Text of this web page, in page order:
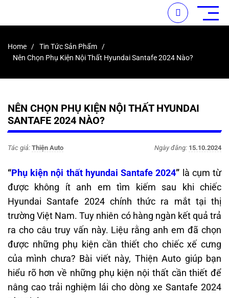
Home
Tin Tức Sản Phẩm
Nên Chọn Phụ Kiện Nội Thất Hyundai Santafe 2024 Nào?
NÊN CHỌN PHỤ KIỆN NỘI THẤT HYUNDAI
SANTAFE 2024 NÀO?
Tác giả: Thiện Auto Ngày đăng: 15.10.2024
“Phụ kiện nội thất hyundai Santafe 2024” là cụm từ
được không ít anh em tìm kiếm sau khi chiếc
Hyundai Santafe 2024 chính thức ra mắt tại thị
trường Việt Nam. Tuy nhiên có hàng ngàn kết quả trả
ra cho câu truy vấn này. Liệu rằng anh em đã chọn
được những phụ kiện cần thiết cho chiếc xế cưng
của mình chưa? Bài viết này, Thiện Auto giúp bạn
hiểu rõ hơn về những phụ kiện nội thất cần thiết để
nâng cao trải nghiệm lái cho dòng xe Santafe 2024